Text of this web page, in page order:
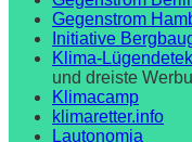
Gegenstrom
Initiative
Klima-
und dreiste
Klimacamp
klimaretter.info
Lautonomia